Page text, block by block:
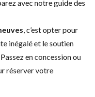
avec notre guide des
, c’est opter pour
inégalé et le soutien
en concession ou
réserver votre